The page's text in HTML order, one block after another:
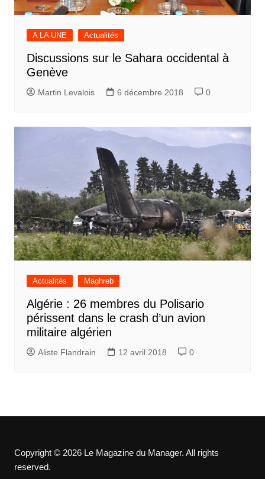
A LA UNE Actualités
Discussions sur le Sahara occidental à
Genève
Martin Levalois 6 décembre 2018 0
Actualités Maghreb
Algérie : 26 membres du Polisario
périssent dans le crash d’un avion
militaire algérien
Aliste Flandrain 12 avril 2018 0
Copyright © 2026 Le Magazine du Manager. All rights
reserved.